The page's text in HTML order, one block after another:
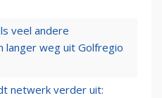
veel andere
langer weg uit Golfregio
netwerk verder uit: